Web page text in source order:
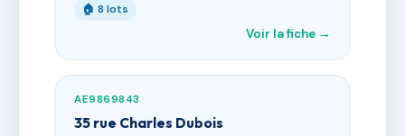
🏠 8 lots
Voir la fiche →
AE9869843
35 rue Charles Dubois